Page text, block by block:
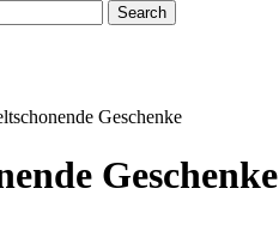
Search
Geschenke
Geschenke